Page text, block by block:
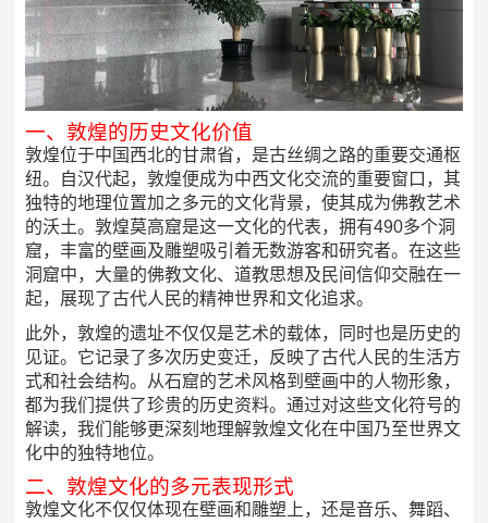
一、敦煌的历史文化价值
敦煌位于中国西北的甘肃省，是古丝绸之路的重要交通枢
纽。自汉代起，敦煌便成为中西文化交流的重要窗口，其
独特的地理位置加之多元的文化背景，使其成为佛教艺术
的沃土。敦煌莫高窟是这一文化的代表，拥有490多个洞
窟，丰富的壁画及雕塑吸引着无数游客和研究者。在这些
洞窟中，大量的佛教文化、道教思想及民间信仰交融在一
起，展现了古代人民的精神世界和文化追求。
此外，敦煌的遗址不仅仅是艺术的载体，同时也是历史的
见证。它记录了多次历史变迁，反映了古代人民的生活方
式和社会结构。从石窟的艺术风格到壁画中的人物形象，
都为我们提供了珍贵的历史资料。通过对这些文化符号的
解读，我们能够更深刻地理解敦煌文化在中国乃至世界文
化中的独特地位。
二、敦煌文化的多元表现形式
敦煌文化不仅仅体现在壁画和雕塑上，还是音乐、舞蹈、